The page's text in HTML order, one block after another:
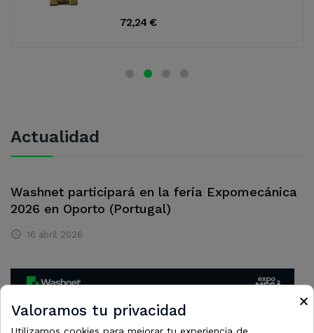
72,24 €
Actualidad
Washnet participará en la feria Expomecánica
2026 en Oporto (Portugal)
 16 abril 2026
×
Valoramos tu privacidad